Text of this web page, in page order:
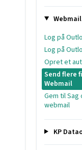
Webmail
Log på
Log på
Opret et
Send flere
Webmail
Gem til
webmail
KP